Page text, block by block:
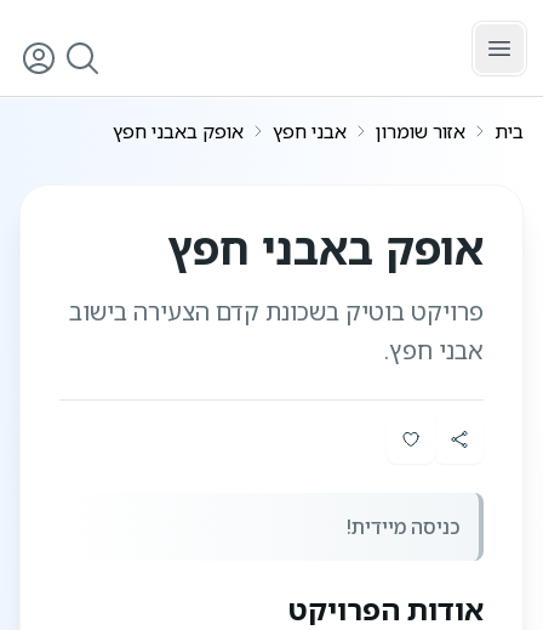
בית אזור שומרון אבני חפץ אופק באבני חפץ
אופק באבני חפץ
פרויקט בוטיק בשכונת קדם הצעירה בישוב
אבני חפץ.
כניסה מיידית!
אודות הפרויקט